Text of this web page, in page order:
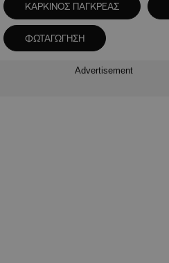
ΚΑΡΚΙΝΟΣ ΠΑΓΚΡΕΑΣ
ΦΩΤΑΓΩΓΗΣΗ
Advertisement